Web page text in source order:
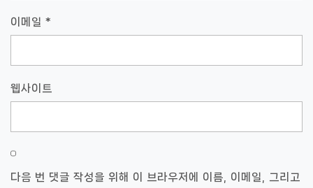
이메일 *
웹사이트
다음 번 댓글 작성을 위해 이 브라우저에 이름, 이메일, 그리고